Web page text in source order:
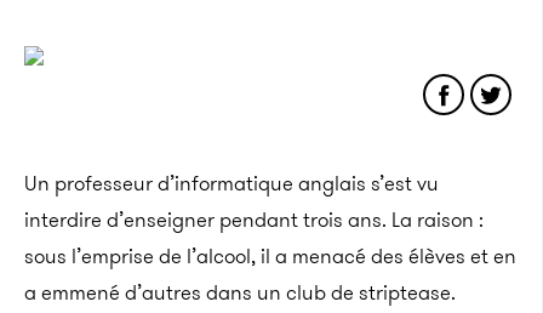
Un professeur d’informatique anglais s’est vu
interdire d’enseigner pendant trois ans. La raison :
sous l’emprise de l’alcool, il a menacé des élèves et en
a emmené d’autres dans un club de striptease.